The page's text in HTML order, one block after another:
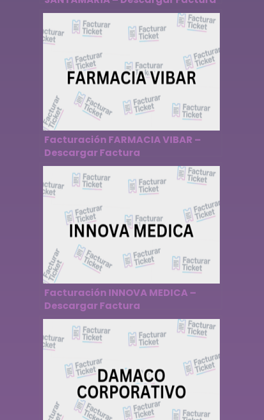
Facturación FARMACIA VIBAR –
Descargar Factura
Facturación INNOVA MEDICA –
Descargar Factura